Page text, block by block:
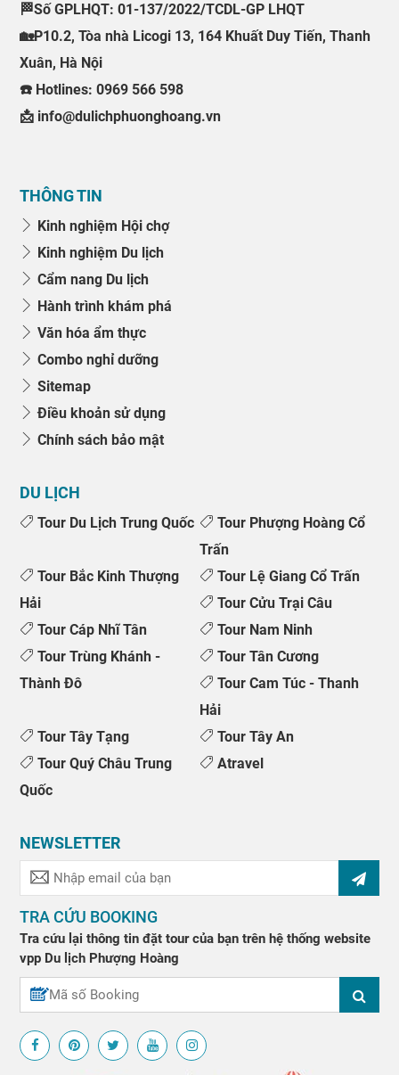
🏁Số GPLHQT: 01-137/2022/TCDL-GP LHQT
🏡P10.2, Tòa nhà Licogi 13, 164 Khuất Duy Tiến, Thanh
Xuân, Hà Nội
☎️ Hotlines: 0969 566 598
📩 info@dulichphuonghoang.vn
THÔNG TIN
Kinh nghiệm Hội chợ
Kinh nghiệm Du lịch
Cẩm nang Du lịch
Hành trình khám phá
Văn hóa ẩm thực
Combo nghỉ dưỡng
Sitemap
Điều khoản sử dụng
Chính sách bảo mật
DU LỊCH
Tour Du Lịch Trung Quốc
Tour Phượng Hoàng Cổ
Trấn
Tour Bắc Kinh Thượng
Hải
Tour Lệ Giang Cổ Trấn
Tour Cửu Trại Câu
Tour Cáp Nhĩ Tân
Tour Nam Ninh
Tour Trùng Khánh -
Thành Đô
Tour Tân Cương
Tour Cam Túc - Thanh
Hải
Tour Tây Tạng
Tour Tây An
Tour Quý Châu Trung
Quốc
Atravel
NEWSLETTER
TRA CỨU BOOKING
Tra cứu lại thông tin đặt tour của bạn trên hệ thống website
vpp Du lịch Phượng Hoàng
↑